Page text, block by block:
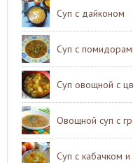
Суп с дайконом
Суп с
Суп овощной с
Овощной суп с
Суп с кабачком